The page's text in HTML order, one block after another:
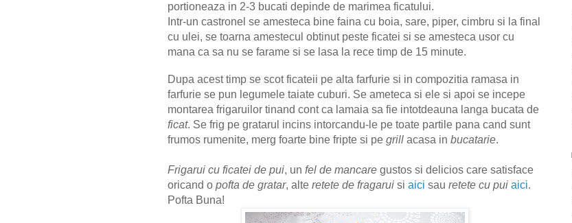
portioneaza in 2-3 bucati depinde de marimea ficatului.
Intr-un castronel se amesteca bine faina cu boia, sare, piper, cimbru si la final
cu ulei, se toarna amestecul obtinut peste ficatei si se amesteca usor cu
mana ca sa nu se farame si se lasa la rece timp de 15 minute.
Dupa acest timp se scot ficateii pe alta farfurie si in compozitia ramasa in
farfurie se pun legumele taiate cuburi. Se ameteca si ele si apoi se incepe
montarea frigaruilor tinand cont ca lamaia sa fie intotdeauna langa bucata de
ficat. Se frig pe gratarul incins intorcandu-le pe toate partile pana cand sunt
frumos rumenite, merg foarte bine fripte si pe grill acasa in bucatarie.
Frigarui cu ficatei de pui, un fel de mancare gustos si delicios care satisface
oricand o pofta de gratar, alte retete de fragarui si aici sau retete cu pui aici.
Pofta Buna!